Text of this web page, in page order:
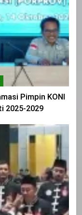
Pimpin KONI
2025-2029